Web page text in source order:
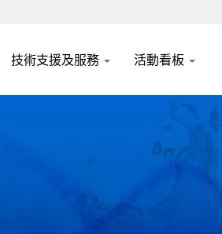
技術支援及服務 活動看板